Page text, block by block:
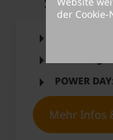
POWER DAY
Mehr Infos
der